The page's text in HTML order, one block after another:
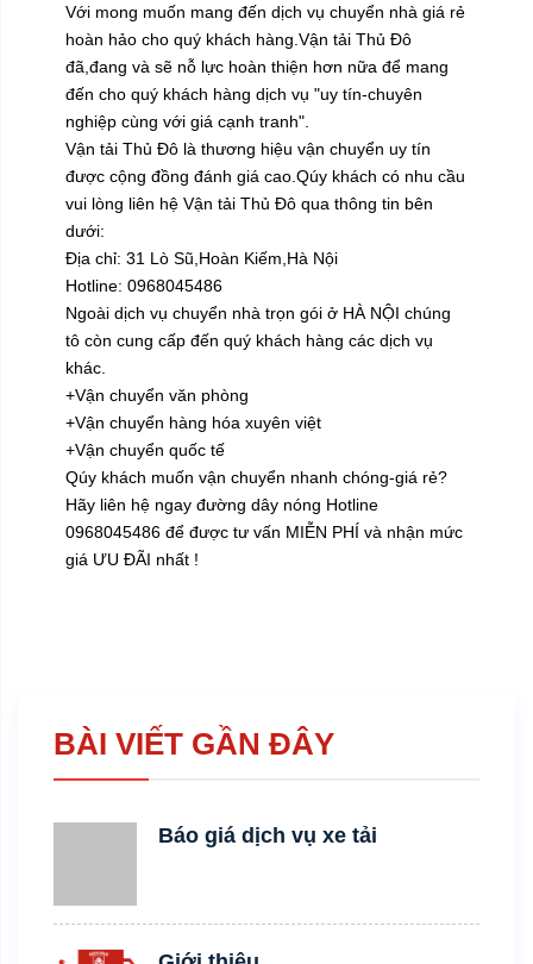
Với mong muốn mang đến dịch vụ chuyển nhà giá rẻ
hoàn hảo cho quý khách hàng.Vận tải Thủ Đô
đã,đang và sẽ nỗ lực hoàn thiện hơn nữa để mang
đến cho quý khách hàng dịch vụ "uy tín-chuyên
nghiệp cùng với giá cạnh tranh".
Vận tải Thủ Đô là thương hiệu vận chuyển uy tín
được cộng đồng đánh giá cao.Qúy khách có nhu cầu
vui lòng liên hệ Vận tải Thủ Đô qua thông tin bên
dưới:
Địa chỉ: 31 Lò Sũ,Hoàn Kiếm,Hà Nội
Hotline: 0968045486
Ngoài dịch vụ chuyển nhà trọn gói ở HÀ NỘI chúng
tô còn cung cấp đến quý khách hàng các dịch vụ
khác.
+Vận chuyển văn phòng
+Vận chuyển hàng hóa xuyên việt
+Vận chuyển quốc tế
Qúy khách muốn vận chuyển nhanh chóng-giá rẻ?
Hãy liên hệ ngay đường dây nóng Hotline
0968045486 để được tư vấn MIỄN PHÍ và nhận mức
giá ƯU ĐÃI nhất !
BÀI VIẾT GẦN ĐÂY
Báo giá dịch vụ xe tải